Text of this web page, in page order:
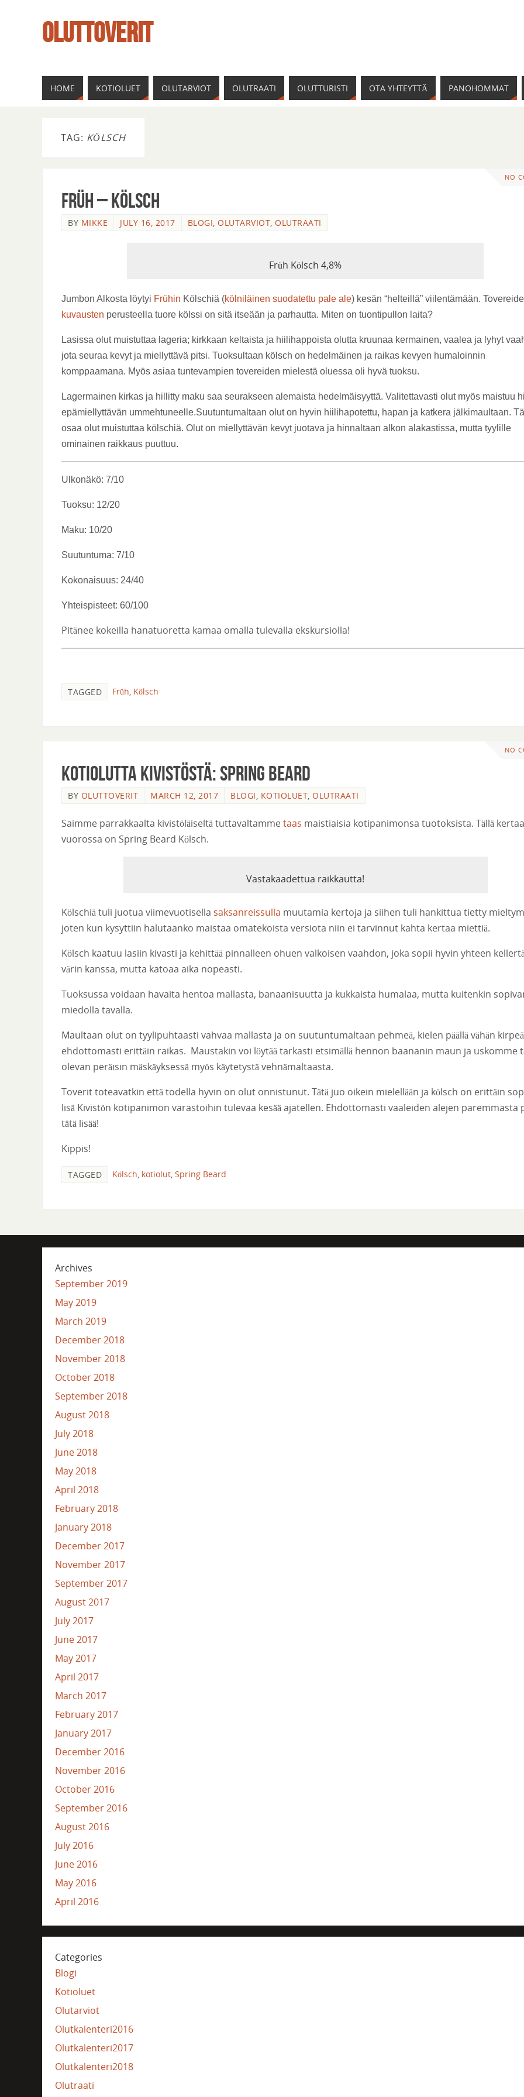
OLUTTOVERIT
HOME KOTIOLUET OLUTARVIOT OLUTRAATI OLUTTURISTI OTA YHTEYTTÄ PANOHOMMAT
TAG: KÖLSCH
NO
Früh – Kölsch
BY MIKKE JULY 16, 2017 BLOGI, OLUTARVIOT, OLUTRAATI
Früh Kölsch 4,8%
Jumbon Alkosta löytyi Frühin Kölschiä (kölniläinen suodatettu pale ale) kesän “helteillä” viilentämään.
kuvausten perusteella tuore kölssi on sitä itseään ja parhautta. Miten on tuontipullon laita?
Lasissa olut muistuttaa lageria; kirkkaan keltaista ja hiilihappoista olutta kruunaa kermainen, vaalea ja lyhyt
jota seuraa kevyt ja miellyttävä pitsi. Tuoksultaan kölsch on hedelmäinen ja raikas kevyen humaloinnin
komppaamana. Myös asiaa tuntevampien tovereiden mielestä oluessa oli hyvä tuoksu.
Lagermainen kirkas ja hillitty maku saa seurakseen alemaista hedelmäisyyttä. Valitettavasti olut myös maistuu
epämiellyttävän ummehtuneelle.Suutuntumaltaan olut on hyvin hiilihapotettu, hapan ja katkera jälkimaultaan.
osaa olut muistuttaa kölschiä. Olut on miellyttävän kevyt juotava ja hinnaltaan alkon alakastissa, mutta tyylille
ominainen raikkaus puuttuu.
Ulkonäkö: 7/10
Tuoksu: 12/20
Maku: 10/20
Suutuntuma: 7/10
Kokonaisuus: 24/40
Yhteispisteet: 60/100
Pitänee kokeilla hanatuoretta kamaa omalla tulevalla ekskursiolla!
TAGGED Früh, Kölsch
NO
Kotiolutta Kivistöstä: Spring Beard
BY OLUTTOVERIT MARCH 12, 2017 BLOGI, KOTIOLUET, OLUTRAATI
Saimme parrakkaalta kivistöläiseltä tuttavaltammetaas maistiaisia kotipanimonsa tuotoksista. Tällä kertaa
vuorossa on Spring Beard Kölsch.
Vastakaadettua raikkautta!
Kölschiä tuli juotua viimevuotisella saksanreissulla muutamia kertoja ja siihen tuli hankittua tietty
joten kun kysyttiin halutaanko maistaa omatekoista versiota niin ei tarvinnut kahta kertaa miettiä.
Kölsch kaatuu lasiin kivasti ja kehittää pinnalleen ohuen valkoisen vaahdon, joka sopii hyvin yhteen
värin kanssa, mutta katoaa aika nopeasti.
Tuoksussa voidaan havaita hentoa mallasta, banaanisuutta ja kukkaista humalaa, mutta kuitenkin
miedolla tavalla.
Maultaan olut on tyylipuhtaasti vahvaa mallasta ja on suutuntumaltaan pehmeä, kielen päällä vähän
ehdottomasti erittäin raikas. Maustakin voi löytää tarkasti etsimällä hennon baananin maun ja uskomme
olevan peräisin mäskäyksessä myös käytetystä vehnämaltaasta.
Toverit toteavatkin että todella hyvin on olut onnistunut. Tätä juo oikein mielellään ja kölsch on erittäin
lisä Kivistön kotipanimon varastoihin tulevaa kesää ajatellen. Ehdottomasti vaaleiden alejen paremmasta
tätä lisää!
Kippis!
TAGGED Kölsch, kotiolut, Spring Beard
Archives
September 2019
May 2019
March 2019
December 2018
November 2018
October 2018
September 2018
August 2018
July 2018
June 2018
May 2018
April 2018
February 2018
January 2018
December 2017
November 2017
September 2017
August 2017
July 2017
June 2017
May 2017
April 2017
March 2017
February 2017
January 2017
December 2016
November 2016
October 2016
September 2016
August 2016
July 2016
June 2016
May 2016
April 2016
Categories
Blogi
Kotioluet
Olutarviot
Olutkalenteri2016
Olutkalenteri2017
Olutkalenteri2018
Olutraati